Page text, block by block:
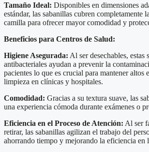
Tamaño Ideal: Disponibles en dimensiones
estándar, las sabanillas cubren completamente
camilla para ofrecer mayor comodidad y
Beneficios para Centros de Salud:
Higiene Asegurada: Al ser desechables, estas
antibacteriales ayudan a prevenir la
pacientes lo que es crucial para mantener altos
limpieza en clínicas y hospitales.
Comodidad: Gracias a su textura suave, las
una experiencia cómoda durante exámenes o
Eficiencia en el Proceso de Atención: Al ser
retirar, las sabanillas agilizan el trabajo del
ahorrando tiempo y mejorando la eficiencia en